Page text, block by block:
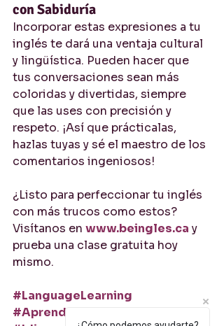
con Sabiduría
Incorporar estas expresiones a tu
inglés te dará una ventaja cultural
y lingüística. Pueden hacer que
tus conversaciones sean más
coloridas y divertidas, siempre
que las uses con precisión y
respeto. ¡Así que prácticalas,
hazlas tuyas y sé el maestro de los
comentarios ingeniosos!
¿Listo para perfeccionar tu inglés
con más trucos como estos?
Visítanos en www.beingles.ca y
prueba una clase gratuita hoy
mismo.
#LanguageLearning
#AprenderInglés